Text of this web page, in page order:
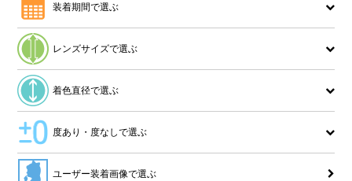
装着期間で選ぶ
レンズサイズで選ぶ
着色直径で選ぶ
度あり・度なしで選ぶ
ユーザー装着画像で選ぶ